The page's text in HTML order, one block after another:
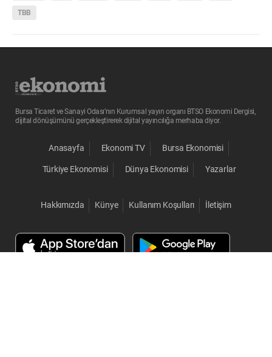
TBB
Bursa Ticaret ve Sanayi Odası’nın Kurumsal yayın organı BTSO Ekonomi Dergisi,
dijital dönüşümünü gerçekleştirerek dijital yayıncılığa merhaba diyor.
Anasayfa Ekonomi TV Bursa Ekonomisi
Türkiye Ekonomisi Dünya Ekonomisi Yazarlar
Hakkımızda Künye Kullanım Koşulları İletişim